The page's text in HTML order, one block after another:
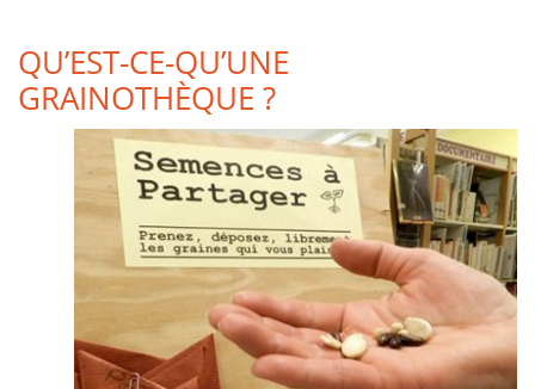
QU’EST-CE-QU’UNE
GRAINOTHÈQUE ?